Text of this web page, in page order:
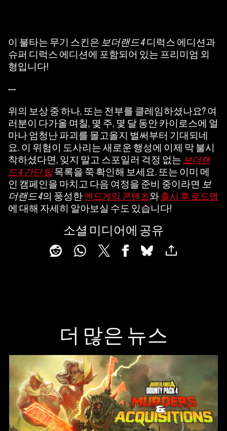
이 불타는 무기 스킨은 보더랜드 4디럭스 에디션과
슈퍼 디럭스 에디션에 포함되어 있는 프리미엄 외
형입니다!
---
위의 보상 중 하나, 또는 전부를 클레임하셨나요? 여
러분이 다가올 며칠, 몇 주, 몇 달 동안 카이로스에 얼
마나 엄청난 파괴를 몰고올지 벌써부터 기대되네
요. 이 위험이 도사리는 새로운 행성에 이제 막 불시
착하셨다면, 잊지 말고 스포일러 걱정 없는 보더랜
드 4 간단 팁목록을 쭉 확인해 보세요. 또는 이미 메
인 캠페인을 마치고 다음 여정을 준비 중이라면 보
더랜드 4의 풍성한 엔드게임 콘텐츠와 출시 후 로드맵
에 대해 자세히 알아보실 수도 있습니다!
소셜 미디어에 공유
더 많은 뉴스